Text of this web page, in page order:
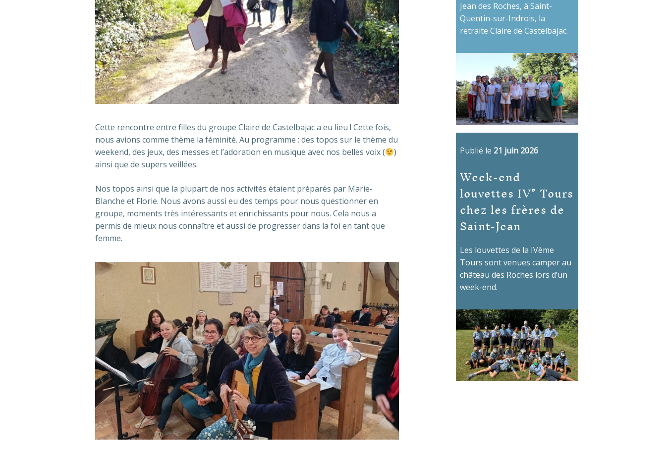
Cette rencontre entre filles du groupe Claire de Castelbajac a eu lieu ! Cette fois,
nous avions comme thème la féminité. Au programme : des topos sur le thème du
weekend, des jeux, des messes et l’adoration en musique avec nos belles voix (
)
ainsi que de supers veillées.
Nos topos ainsi que la plupart de nos activités étaient préparés par Marie-
Blanche et Florie. Nous avons aussi eu des temps pour nous questionner en
groupe, moments très intéressants et enrichissants pour nous. Cela nous a
permis de mieux nous connaître et aussi de progresser dans la foi en tant que
femme.
Jean des Roches, à Saint-
Quentin-sur-Indrois, la
retraite Claire de Castelbajac.
Publié le 21 juin 2026
Week-end
louvettes IV° Tours
chez les frères de
Saint-Jean
Les louvettes de la IVème
Tours sont venues camper au
château des Roches lors d’un
week-end.